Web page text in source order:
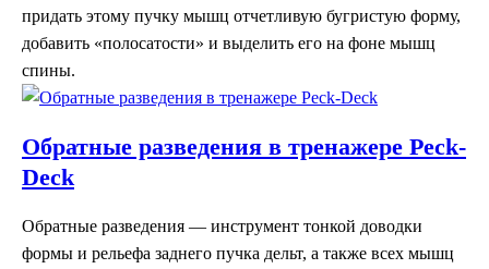
придать этому пучку мышц отчетливую бугристую форму,
добавить «полосатости» и выделить его на фоне мышц
спины.
Обратные разведения в тренажере Peck-
Deck
Обратные разведения — инструмент тонкой доводки
формы и рельефа заднего пучка дельт, а также всех мышц